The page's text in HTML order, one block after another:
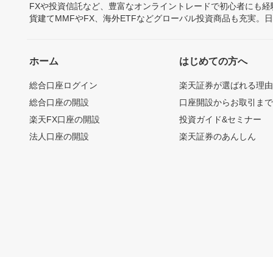
FXや投資信託など、豊富なオンライントレードで初心者にも
貨建てMMFやFX、海外ETFなどグローバル投資商品も充実。
ホーム
総合口座ログイン
総合口座の開設
楽天FX口座の開設
法人口座の開設
はじめての方へ
楽天証券が選ばれる理由
口座開設からお取引ま
投資ガイド&セミナー
楽天証券のあんしん